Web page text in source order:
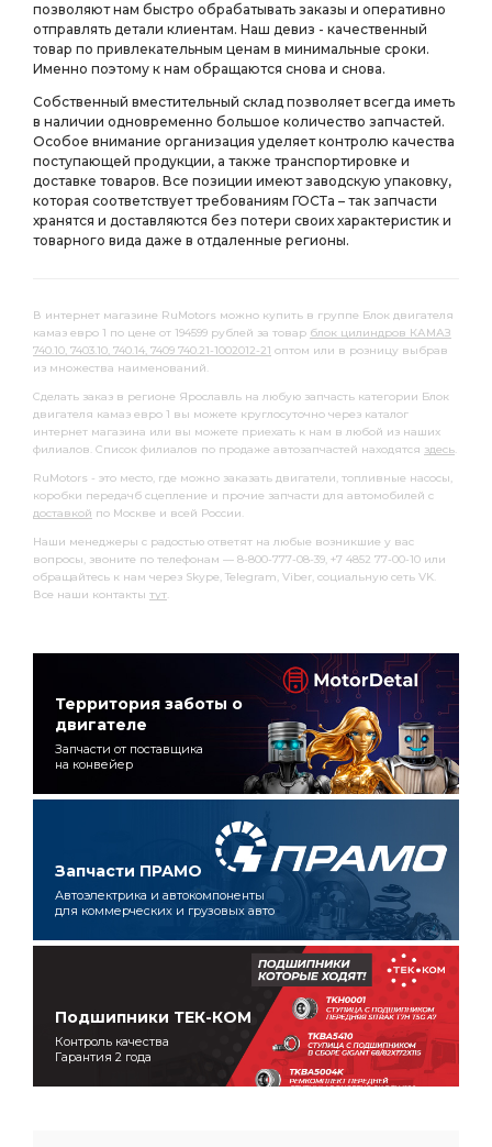
позволяют нам быстро обрабатывать заказы и оперативно
отправлять детали клиентам. Наш девиз - качественный
товар по привлекательным ценам в минимальные сроки.
Именно поэтому к нам обращаются снова и снова.
Собственный вместительный склад позволяет всегда иметь
в наличии одновременно большое количество запчастей.
Особое внимание организация уделяет контролю качества
поступающей продукции, а также транспортировке и
доставке товаров. Все позиции имеют заводскую упаковку,
которая соответствует требованиям ГОСТа – так запчасти
хранятся и доставляются без потери своих характеристик и
товарного вида даже в отдаленные регионы.
В интернет магазине RuMotors можно купить в группе Блок двигателя
камаз евро 1 по цене от 194599 рублей за товар блок цилиндров КАМАЗ
740.10, 7403.10, 740.14, 7409 740.21-1002012-21 оптом или в розницу выбрав
из множества наименований.
Сделать заказ в регионе Ярославль на любую запчасть категории Блок
двигателя камаз евро 1 вы можете круглосуточно через каталог
интернет магазина или вы можете приехать к нам в любой из наших
филиалов. Список филиалов по продаже автозапчастей находятся здесь.
RuMotors - это место, где можно заказать двигатели, топливные насосы,
коробки передачб сцепление и прочие запчасти для автомобилей с
доставкой по Москве и всей России.
Наши менеджеры с радостью ответят на любые возникшие у вас
вопросы, звоните по телефонам — 8-800-777-08-39, +7 4852 77-00-10 или
обращайтесь к нам через Skype, Telegram, Viber, социальную сеть VK.
Все наши контакты тут.
Территория заботы о
двигателе
Запчасти от поставщика
на конвейер
Запчасти ПРАМО
Автоэлектрика и автокомпоненты
для коммерческих и грузовых авто
Подшипники ТЕК-КОМ
Контроль качества
Гарантия 2 года